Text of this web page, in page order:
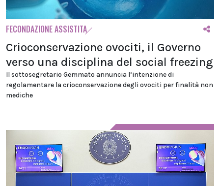
FECONDAZIONE ASSISTITA
Crioconservazione ovociti, il Governo
verso una disciplina del social freezing
Il sottosegretario Gemmato annuncia l’intenzione di
regolamentare la crioconservazione degli ovociti per finalità non
mediche